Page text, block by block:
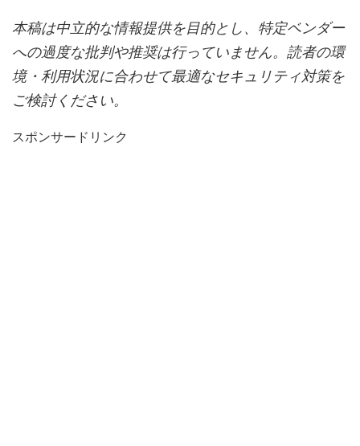
本稿は中立的な情報提供を目的とし、特定ベンダー
への過度な批判や推奨は行っていません。読者の環
境・利用状況に合わせて最適なセキュリティ対策を
ご検討ください。
スポンサードリンク